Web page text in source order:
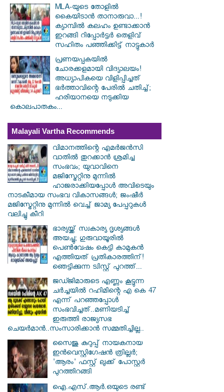
MLA-യുടെ തോളിൽ
കൈയിടാൻ താനാരുവാ...!
ക്യാമ്പിൽ കലഹം ഉണ്ടാക്കാൻ
ഇറങ്ങി റിപ്പോർട്ടർ തെളിവ്
സഹിതം പഞ്ഞിക്കിട്ട് നാട്ടുകാർ
പ്രണയപ്പകയിൽ
ചോരക്കളമായി വിദ്യാലയം!
അധ്യാപികയെ വിളിപ്പിച്ചത്
ഭർത്താവിന്റെ പേരിൽ ചതിച്ച്;
ഹരിയാനയെ നടുക്കിയ
കൊലപാതകം...
Malayali Vartha Recommends
വിമാനത്തിന്റെ എമർജൻസി
വാതിൽ തുറക്കാൻ ശ്രമിച്ച
സംഭവം; യുവാവിനെ
മജിസ്ട്രേറ്റിനു മുന്നിൽ
ഹാജരാക്കിയപ്പോൾ അവിടെയും
നാടകീമായ സംഭവ വികാസങ്ങൾ; ജംഷീർ
മജിസ്ട്രേറ്റിനു മുന്നിൽ വെച്ച് ജാമ്യ പേപ്പറുകൾ
വലിച്ചു കീറി
ഭാര്യയ്ക്ക് സ്വകാര്യ ദൃശ്യങ്ങൾ
അയച്ചു; ഗുരുവായൂരിൽ
പെൺവേഷം കെട്ടി കാമുകൻ
എത്തിയത് പ്രതികാരത്തിന്!
ഞെട്ടിക്കുന്ന ട്വിസ്റ്റ് പുറത്ത്...
ജഡ്ജിമാരുടെ എണ്ണം കൂട്ടുന്ന
ചർച്ചയിൽ റഹിമിന്റെ എ കെ 47
എന്ന് പറഞ്ഞപ്പോൾ
സംഭവിച്ചത്..മണിയടിച്ച്
ഇരുത്തി രാജ്യസഭ
ചെയർമാൻ..സംസാരിക്കാൻ സമ്മതിച്ചില്ല..
സൈജു കുറുപ്പ് നായകനായ
ഇൻവെസ്റ്റിഗേഷൻ ത്രില്ലർ;
'ആരം' ഫസ്റ്റ് ലുക്ക് പോസ്റ്റർ
പുറത്തിറങ്ങി
ഐ.എസ്.ആർ.ഒയുടെ രണ്ട്